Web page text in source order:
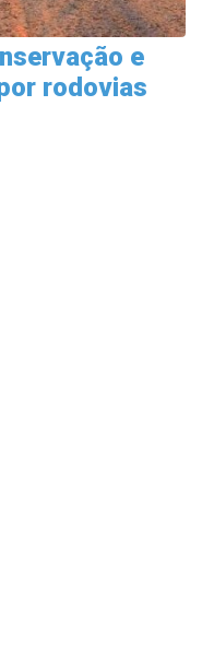
e
rodovias